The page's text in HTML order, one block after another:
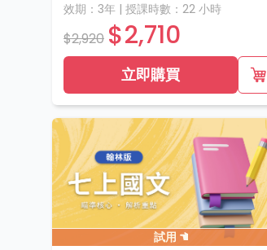
效期： 3年 | 授課時數： 22 小時
$2,920 $2,710
立即購買
試用